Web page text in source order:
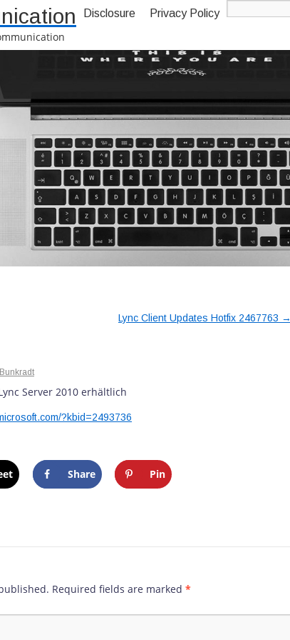
Disclosure Privacy Policy
Lync Client Updates Hotfix 2467763 →
Server 2010 erhältlich
?kbid=2493736
Share Pin
Required fields are marked *